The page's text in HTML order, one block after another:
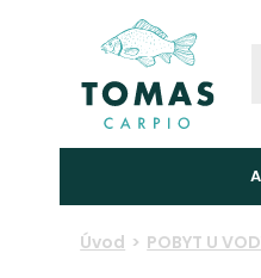
Úvod POBYT U